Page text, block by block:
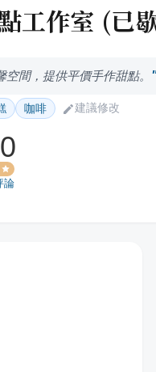
作室 (已
間，提供平價手作甜點。
咖啡 建議修改
論